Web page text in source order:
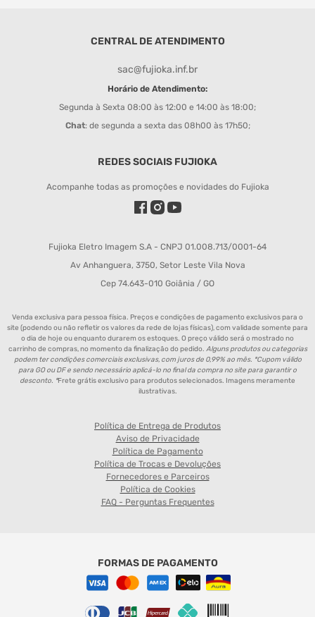
CENTRAL DE ATENDIMENTO
sac@fujioka.inf.br
Horário de Atendimento:
Segunda à Sexta 08:00 às 12:00 e 14:00 às 18:00;
Chat: de segunda a sexta das 08h00 às 17h50;
REDES SOCIAIS FUJIOKA
Acompanhe todas as promoções e novidades do Fujioka
Fujioka Eletro Imagem S.A - CNPJ 01.008.713/0001-64
Av Anhanguera, 3750, Setor Leste Vila Nova
Cep 74.643-010 Goiânia / GO
Venda exclusiva para pessoa física. Preços e condições de pagamento exclusivos para o
site (podendo ou não refletir os valores da rede de lojas físicas), com validade somente para
o dia de hoje ou enquanto durarem os estoques. O preço válido será o mostrado no
carrinho de compras, no momento da finalização do pedido. Alguns produtos ou categorias
podem ter condições comerciais exclusivas, com juros de 0,99% ao mês. *Cupom válido
para GO ou DF e sendo necessário aplicá-lo no final da compra no site para garantir o
desconto. *Frete grátis exclusivo para produtos selecionados. Imagens meramente
ilustrativas.
Política de Entrega de Produtos
Aviso de Privacidade
Política de Pagamento
Política de Trocas e Devoluções
Fornecedores e Parceiros
Política de Cookies
FAQ - Perguntas Frequentes
FORMAS DE PAGAMENTO